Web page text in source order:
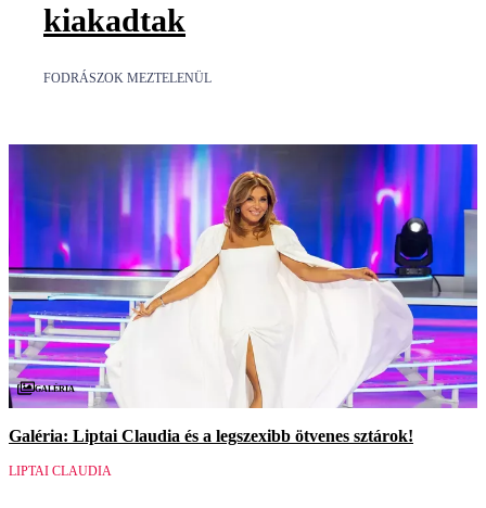
kiakadtak
FODRÁSZOK MEZTELENÜL
Galéria
Galéria: Liptai Claudia és a legszexibb ötvenes sztárok!
LIPTAI CLAUDIA